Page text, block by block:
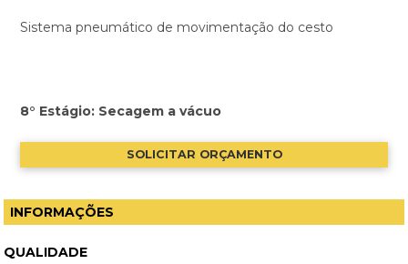
Sistema pneumático de movimentação do cesto
8° Estágio: Secagem a vácuo
SOLICITAR ORÇAMENTO
INFORMAÇÕES
QUALIDADE